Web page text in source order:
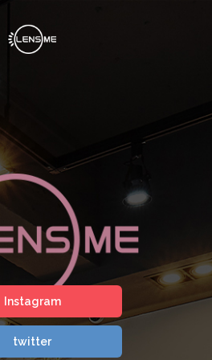
Instagram
twitter